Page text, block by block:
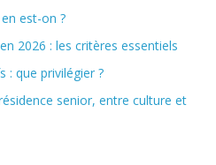
est-on ?
2026 : les critères essentiels
: que privilégier ?
senior, entre culture et